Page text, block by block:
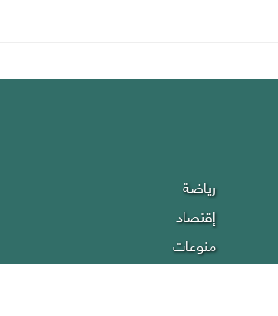
رياضة
إقتصاد
منوعات